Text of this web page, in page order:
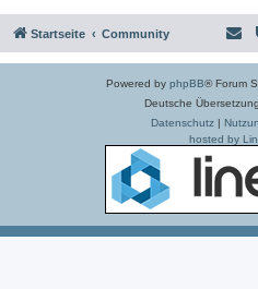
Startseite Community
Powered by phpBB® Forum
Deutsche
Datenschutz|
hosted by